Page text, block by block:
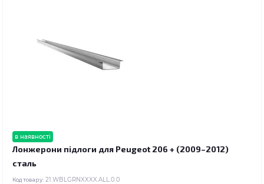
в наявності
Лонжерони підлоги для Peugeot 206 + (2009–2012)
сталь
Код товару: 21.WBLGRNXXXX.ALL.0.0